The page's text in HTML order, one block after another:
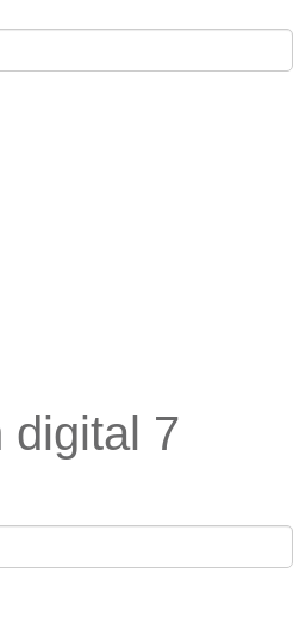
digital 7